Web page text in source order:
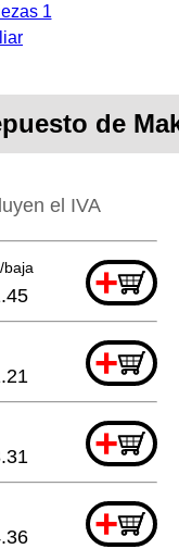
1
de
el IVA
baja +
+
+
+